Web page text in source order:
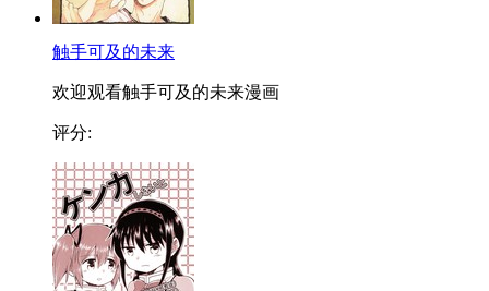
触手可及的未来
欢迎观看触手可及的未来漫画
评分: